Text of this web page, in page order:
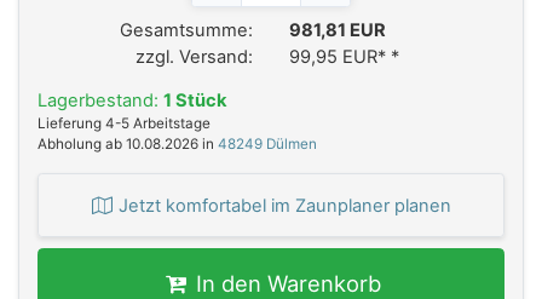
Gesamtsumme:
981,81 EUR
zzgl. Versand:
99,95 EUR* *
Lagerbestand: 1 Stück
Lieferung 4-5 Arbeitstage
Abholung ab 10.08.2026 in 48249 Dülmen
Jetzt komfortabel im Zaunplaner planen
In den Warenkorb